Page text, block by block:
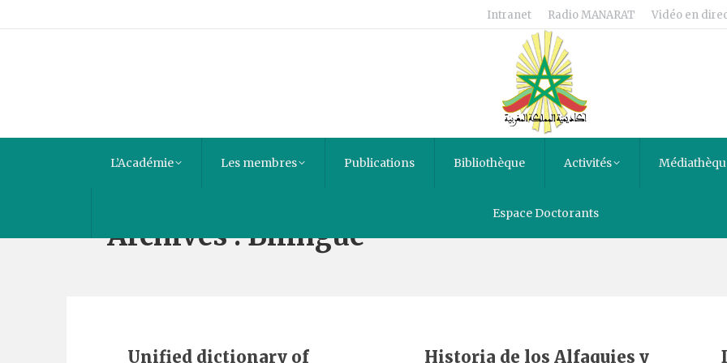
Intranet Radio MANARAT Vidéo en
L’Académie Les membres Publications Bibliothèque Activités
Espace Doctorants
Archives :Bilingue
Unified dictionary of
Historia de los Alfaquies y